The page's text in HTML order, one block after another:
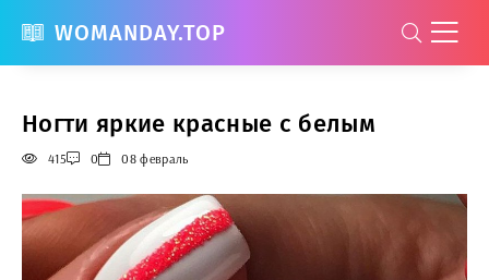
WOMANDAY.TOP
Ногти яркие красные с белым
415 0 08 февраль